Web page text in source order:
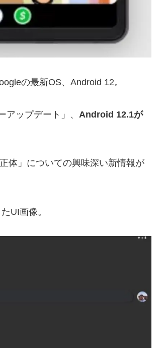
の最新OS、Android 12。
ップデート」、 Android 12.1が
体」についての興味深い新情報が
UI画像。